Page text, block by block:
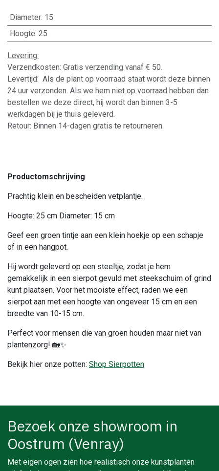
Diameter: 15
Hoogte: 25
Levering:
Verzendkosten: Gratis verzending vanaf € 50.
Levertijd: Als de plant op voorraad staat wordt deze binnen
24 uur verzonden. Als we hem niet op voorraad hebben dan
bestellen we deze direct, hij wordt dan binnen 3-5
werkdagen bij je thuis geleverd.
Retour: Binnen 14-dagen gratis te retourneren.
Productomschrijving
Prachtig klein en bescheiden vetplantje.
Hoogte: 25 cm Diameter: 15 cm
Geef een groen tintje aan een klein hoekje op een schapje
of in een hangpot.
Hij wordt geleverd op een steeltje, zodat je hem
gemakkelijk in een sierpot gevuld met steekschuim of grind
kunt plaatsen. Voor het mooiste effect, raden we een
sierpot aan met een hoogte van ongeveer 15 cm en een
breedte van 10-15 cm.
Perfect voor mensen die van groen houden maar niet van
plantenzorg! 🏡✨
Bekijk hier onze potten: Shop Sierpotten
Bezoek onze showroom in
Oostrum (Venray)
Met eigen ogen zien hoe realistisch onze kunstplanten